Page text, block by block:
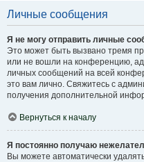
Личные сообщения
Я не могу отправить личные
Это может быть вызвано тремя
или не вошли на конференцию,
личных сообщений на всей
это вам лично. Свяжитесь с
получения дополнительной
Вернуться к началу
Я постоянно получаю
Вы можете автоматически